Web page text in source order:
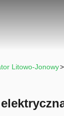
Litowo-Jonowy>